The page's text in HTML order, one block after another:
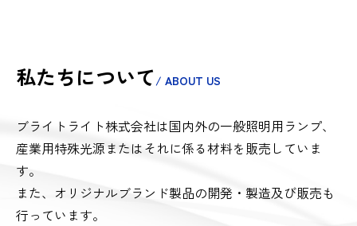
私たちについて / ABOUT US
ブライトライト株式会社は国内外の一般照明用ランプ、
産業用特殊光源またはそれに係る材料を販売していま
す。
また、オリジナルブランド製品の開発・製造及び販売も
行っています。